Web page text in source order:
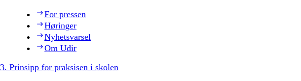
For pressen
Høringer
Nyhetsvarsel
Om Udir
3. Prinsipp for praksisen i skolen